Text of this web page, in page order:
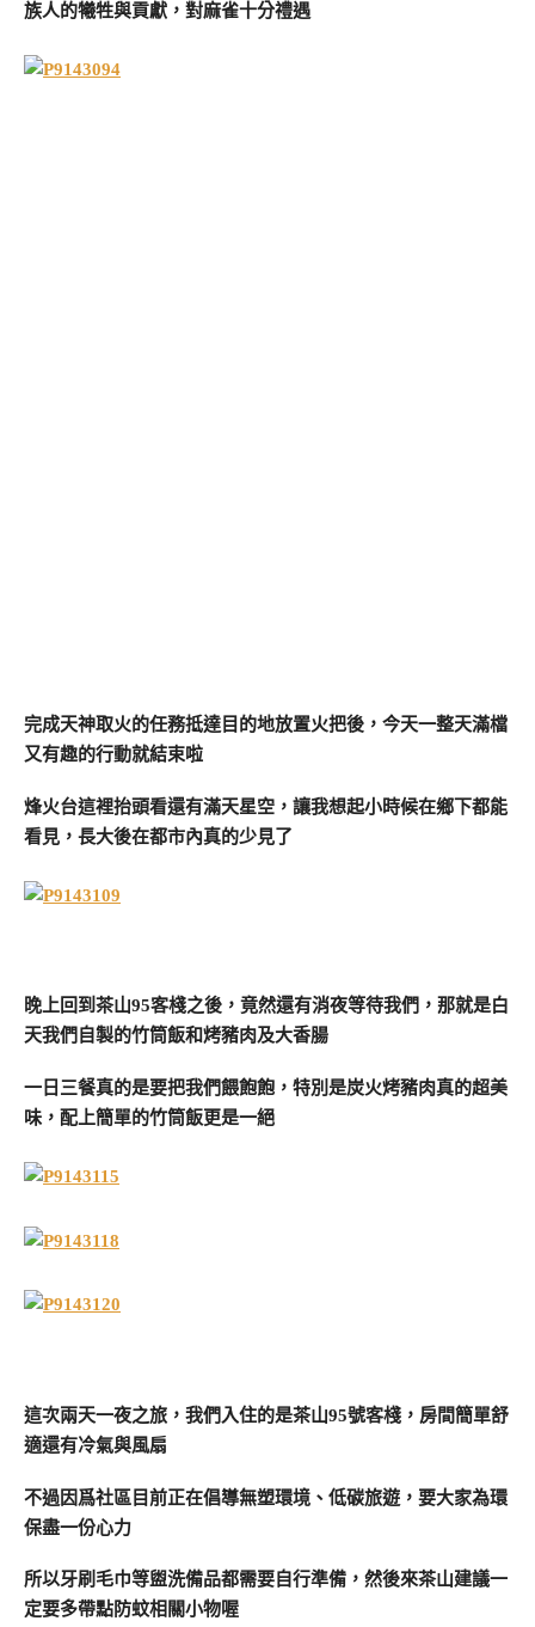
族人的犧牲與貢獻，對麻雀十分禮遇
完成天神取火的任務抵達目的地放置火把後，今天一整天滿檔
又有趣的行動就結束啦
烽火台這裡抬頭看還有滿天星空，讓我想起小時候在鄉下都能
看見，長大後在都市內真的少見了
晚上回到茶山95客棧之後，竟然還有消夜等待我們，那就是白
天我們自製的竹筒飯和烤豬肉及大香腸
一日三餐真的是要把我們餵飽飽，特別是炭火烤豬肉真的超美
味，配上簡單的竹筒飯更是一絕
這次兩天一夜之旅，我們入住的是茶山95號客棧，房間簡單舒
適還有冷氣與風扇
不過因爲社區目前正在倡導無塑環境、低碳旅遊，要大家為環
保盡一份心力
所以牙刷毛巾等盥洗備品都需要自行準備，然後來茶山建議一
定要多帶點防蚊相關小物喔